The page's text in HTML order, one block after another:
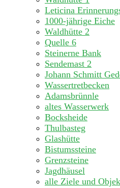
Leticina
1000-jährige Eiche
Waldhütte 2
Quelle 6
Steinerne Bank
Sendemast 2
Johann Schmitt
Wassertretbecken
Adamsbrünnle
altes Wasserwerk
Bocksheide
Thulbasteg
Glashütte
Bistumssteine
Grenzsteine
Jagdhäusel
alle Ziele und